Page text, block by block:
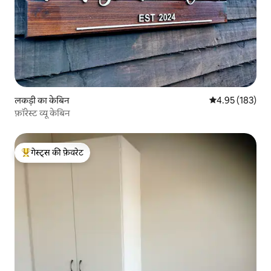
लकड़ी का केबिन औसत रेटिंग 5 में से
4.95 (183)
फ़ॉरेस्ट व्यू केबिन
गेस्ट्स का टॉप फ़ेवरेट
गेस्ट्स की फ़ेवरेट